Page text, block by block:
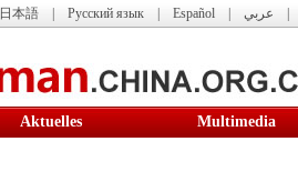
日本語 Русский язык Español عربي
Aktuelles Multimedia